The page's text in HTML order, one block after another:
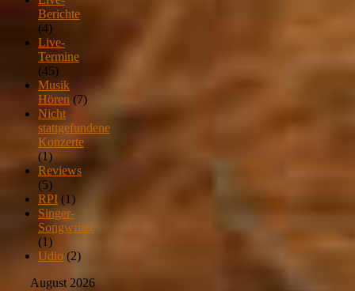
Berichte
(4)
Live-
Termine
(45)
Musik
Hören (7)
Nicht
stattgefundene
Konzerte
(1)
Reviews
(5)
RPI (1)
Singer-
Songwriter
(1)
Udio (2)
August 2026